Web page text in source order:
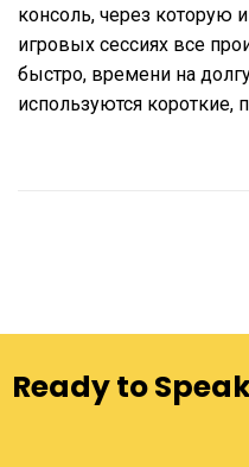
консоль, через которую
игровых сессиях все
быстро, времени на
используются
Ready to